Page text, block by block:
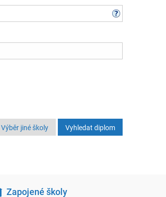
Výběr jiné školy
Zapojené školy